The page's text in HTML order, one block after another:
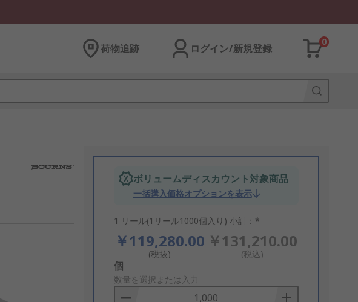
荷物追跡 ログイン/新規登録
0
ボリュームディスカウント対象商品
一括購入価格オプションを表示
1 リール(1リール1000個入り) 小計：*
￥119,280.00
(税抜)
￥131,210.00
(税込)
Add
to
Basket
個
数量を選択または入力